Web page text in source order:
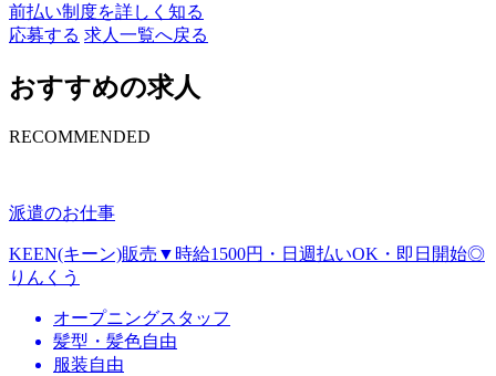
前払い制度を詳しく知る
応募する 求人一覧へ戻る
おすすめの求人
RECOMMENDED
派遣のお仕事
KEEN(キーン)販売▼時給1500円・日週払いOK・即日開始◎
りんくう
オープニングスタッフ
髪型・髪色自由
服装自由